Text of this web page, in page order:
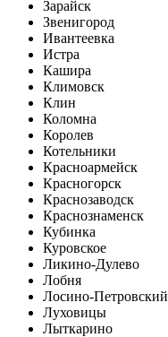
Зарайск
Звенигород
Ивантеевка
Истра
Кашира
Климовск
Клин
Коломна
Королев
Котельники
Красноармейск
Красногорск
Краснозаводск
Краснознаменск
Кубинка
Куровское
Ликино-Дулево
Лобня
Лосино-Петровский
Луховицы
Лыткарино